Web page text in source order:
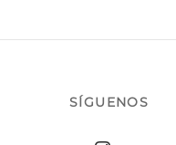
SÍGUENOS